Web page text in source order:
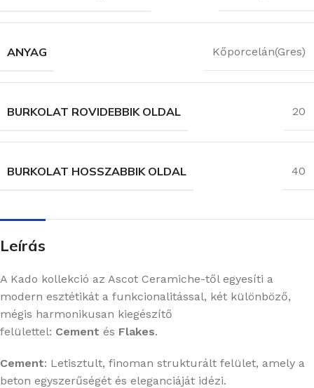
ANYAG Kőporcelán(Gres)
BURKOLAT ROVIDEBBIK OLDAL 20
BURKOLAT HOSSZABBIK OLDAL 40
Leírás
A Kado kollekció az Ascot Ceramiche-től egyesíti a
modern esztétikát a funkcionalitással, két különböző,
mégis harmonikusan kiegészítő
felülettel: Cement és Flakes.
Cement: Letisztult, finoman strukturált felület, amely a
beton egyszerűségét és eleganciáját idézi.